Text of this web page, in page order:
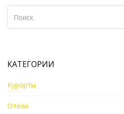
исследует его воздействие и
правильно воспользоваться
Узнайте больше о том, какие
КАТЕГОРИИ
Курорты
Отели